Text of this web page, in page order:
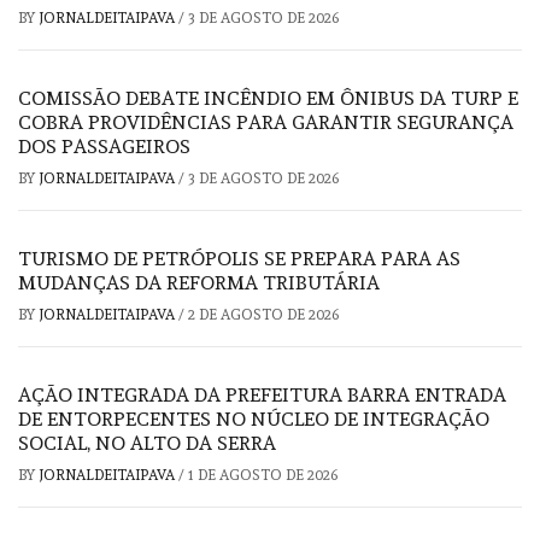
BY JORNALDEITAIPAVA/ 3 DE AGOSTO DE 2026
COMISSÃO DEBATE INCÊNDIO EM ÔNIBUS DA TURP E
COBRA PROVIDÊNCIAS PARA GARANTIR SEGURANÇA
DOS PASSAGEIROS
BY JORNALDEITAIPAVA/ 3 DE AGOSTO DE 2026
TURISMO DE PETRÓPOLIS SE PREPARA PARA AS
MUDANÇAS DA REFORMA TRIBUTÁRIA
BY JORNALDEITAIPAVA/ 2 DE AGOSTO DE 2026
AÇÃO INTEGRADA DA PREFEITURA BARRA ENTRADA
DE ENTORPECENTES NO NÚCLEO DE INTEGRAÇÃO
SOCIAL, NO ALTO DA SERRA
BY JORNALDEITAIPAVA/ 1 DE AGOSTO DE 2026